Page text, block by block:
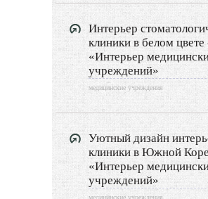
Другие услуги
Интерьер
клиники в белом цвете
«Интерьер
учреждений»
медицинские учреждения
Уютный дизайн
клиники в Южной
«Интерьер
учреждений»